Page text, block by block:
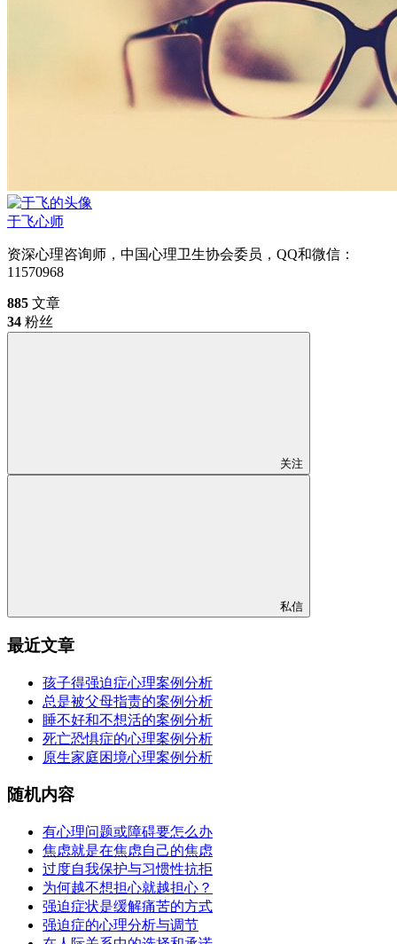
于飞心师
资深心理咨询师，中国心理卫生协会委员，QQ和微信：
11570968
885 文章
34 粉丝
关注
私信
最近文章
孩子得强迫症心理案例分析
总是被父母指责的案例分析
睡不好和不想活的案例分析
死亡恐惧症的心理案例分析
原生家庭困境心理案例分析
随机内容
有心理问题或障碍要怎么办
焦虑就是在焦虑自己的焦虑
过度自我保护与习惯性抗拒
为何越不想担心就越担心？
强迫症状是缓解痛苦的方式
强迫症的心理分析与调节